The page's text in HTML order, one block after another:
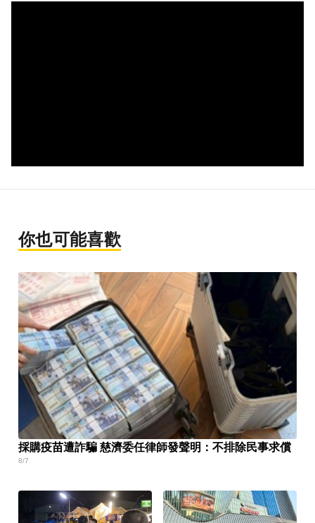
你也可能喜歡
採購疫苗遭詐騙 慈濟委任律師發聲明：不排除民事求償
8/7